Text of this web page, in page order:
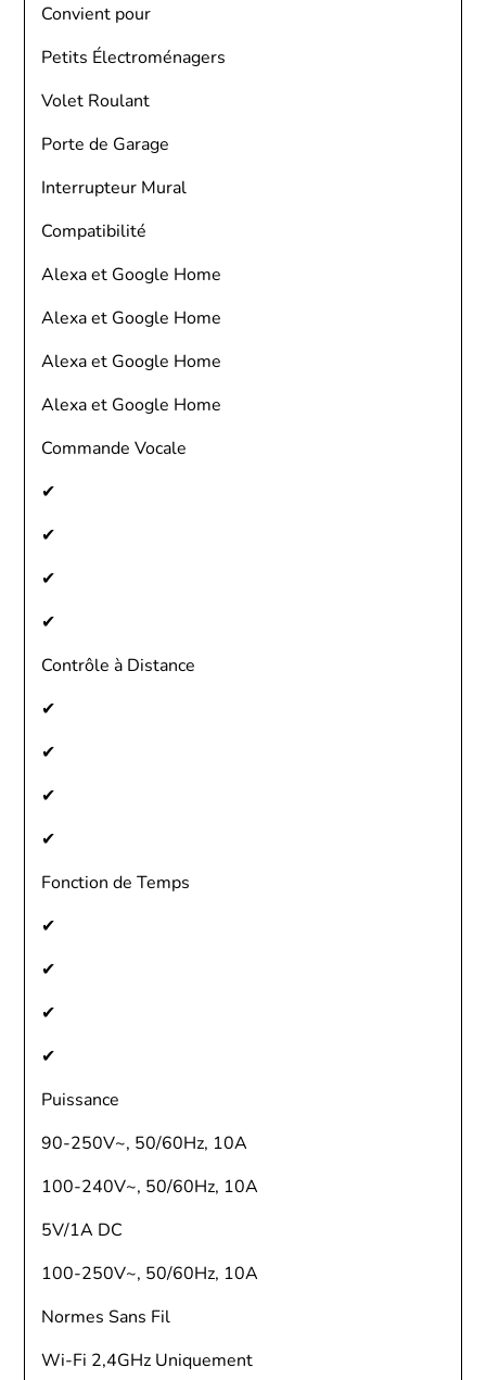
Convient pour
Petits Électroménagers
Volet Roulant
Porte de Garage
Interrupteur Mural
Compatibilité
Alexa et Google Home
Alexa et Google Home
Alexa et Google Home
Alexa et Google Home
Commande Vocale
✔
✔
✔
✔
Contrôle à Distance
✔
✔
✔
✔
Fonction de Temps
✔
✔
✔
✔
Puissance
90-250V~, 50/60Hz, 10A
100-240V~, 50/60Hz, 10A
5V/1A DC
100-250V~, 50/60Hz, 10A
Normes Sans Fil
Wi-Fi 2,4GHz Uniquement